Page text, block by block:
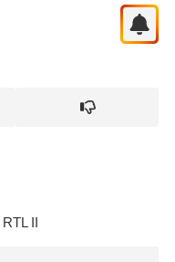
RTL II